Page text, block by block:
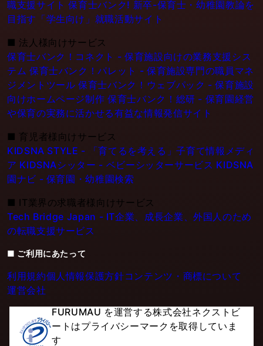
職支援サイト 保育士バンク! 新卒-保育士・幼稚園教論を
目指す「学生向け」就職活動サイト
■ 法人様向けサービス
保育士バンク！コネクト - 保育施設向けの業務支援シス
テム 保育士バンク！パレット - 保育施設専門の職員マネ
ジメントツール 保育士バンク！ウェブパック - 保育施設
向けホームページ制作 保育士バンク！総研 - 保育園経営
や保育の実務に活かせる有益な情報発信サイト
■ 育児者様向けサービス
KIDSNA STYLE - 「育てるを考える」子育て情報メディ
ア KIDSNAシッター - ベビーシッターサービス KIDSNA
園ナビ - 保育園・幼稚園検索
■ IT業界の求職者様向けサービス
Tech Bridge Japan - IT企業、成長企業、外国人のため
の転職支援サービス
■ ご利用にあたって
利用規約個人情報保護方針コンテンツ・商標について
運営会社
FURUMAU を運営する株式会社ネクストビ
ートはプライバシーマークを取得していま
す